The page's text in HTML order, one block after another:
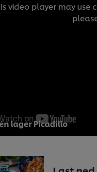
video player may use
lager Picadillo